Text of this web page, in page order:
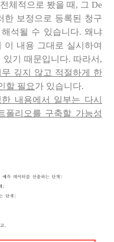
체적으로 봤을 때, 그 De
한 보정으로 등록된 청구
석될 수 있습니다. 왜냐
내용 그대로 실시하여
기 때문입니다. 따라서,
깊지 않고 적절하게 한
할 필요가 있습니다.
내용에서 일부는 다시
폴리오를 구축할 가능성